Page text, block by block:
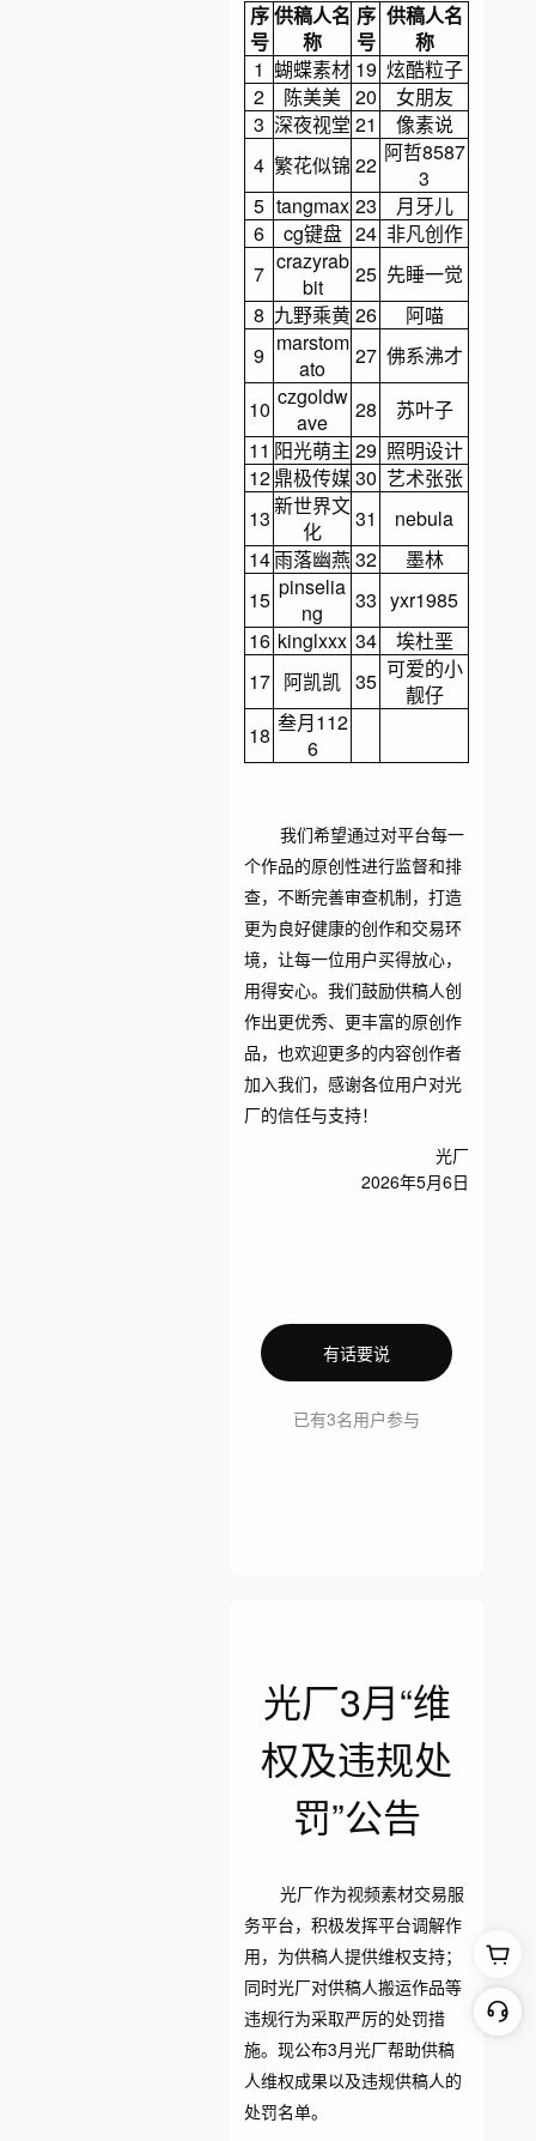
序
号
供稿人名
称
序
号
供稿人名
称
1 蝴蝶素材 19 炫酷粒子
2
陈美美 20
女朋友
3 深夜视堂 21
像素说
4 繁花似锦 22 阿哲8587
3
5 tangmax 23
月牙儿
6
cg键盘 24 非凡创作
7 crazyrab
bit
25 先睡一觉
8 九野乘黄26
阿喵
9 marstom
ato
27 佛系沸才
10 czgoldw
ave
28
苏叶子
11 阳光萌主 29 照明设计
12鼎极传媒30 艺术张张
13新世界文
化
31
nebula
14雨落幽燕32
墨林
15 pinselia
ng
33 yxr1985
16 kinglxxx 34
埃杜垩
17 阿凯凯 35 可爱的小
靓仔
18 叁月112
6
我们希望通过对平台每一
个作品的原创性进行监督和排
查，不断完善审查机制，打造
更为良好健康的创作和交易环
境，让每一位用户买得放心，
用得安心。我们鼓励供稿人创
作出更优秀、更丰富的原创作
品，也欢迎更多的内容创作者
加入我们，感谢各位用户对光
厂的信任与支持！
光厂
2026年5月6日
有话要说
已有3名用户参与
光厂3月“维
权及违规处
罚”公告
光厂作为视频素材交易服
务平台，积极发挥平台调解作
用，为供稿人提供维权支持；
同时光厂对供稿人搬运作品等
违规行为采取严厉的处罚措
施。现公布3月光厂帮助供稿
人维权成果以及违规供稿人的
处罚名单。